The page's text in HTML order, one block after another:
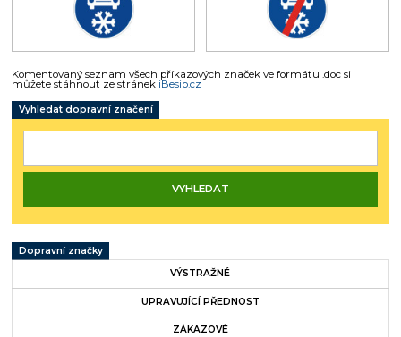
Komentovaný seznam všech příkazových značek ve formátu .doc si
můžete stáhnout ze stránek iBesip.cz
Vyhledat dopravní značení
Dopravní značky
VÝSTRAŽNÉ
UPRAVUJÍCÍ PŘEDNOST
ZÁKAZOVÉ